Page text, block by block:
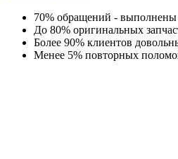
70% обращений - выполнены
До 80% оригинальных
Более 90% клиентов
Менее 5% повторных